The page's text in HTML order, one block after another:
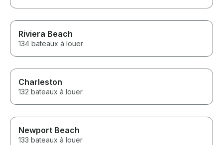
Riviera Beach
134 bateaux à louer
Charleston
132 bateaux à louer
Newport Beach
133 bateaux à louer